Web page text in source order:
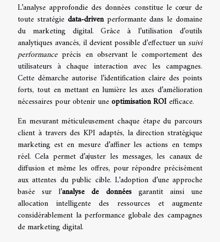
L’analyse approfondie des données constitue le cœur de
toute stratégie data-drivenperformante dans le domaine
du marketing digital. Grâce à l’utilisation d’outils
analytiques avancés, il devient possible d’effectuer un suivi
performanceprécis en observant le comportement des
utilisateurs à chaque interaction avec les campagnes.
Cette démarche autorise l’identification claire des points
forts, tout en mettant en lumière les axes d’amélioration
nécessaires pour obtenir uneoptimisation ROI efficace.
En mesurant méticuleusement chaque étape du parcours
client à travers des KPI adaptés, la direction stratégique
marketing est en mesure d’affiner les actions en temps
réel. Cela permet d’ajuster les messages, les canaux de
diffusion et même les offres, pour répondre précisément
aux attentes du public cible. L’adoption d’une approche
basée sur l’analyse de donnéesgarantit ainsi une
allocation intelligente des ressources et augmente
considérablement la performance globale des campagnes
de marketing digital.